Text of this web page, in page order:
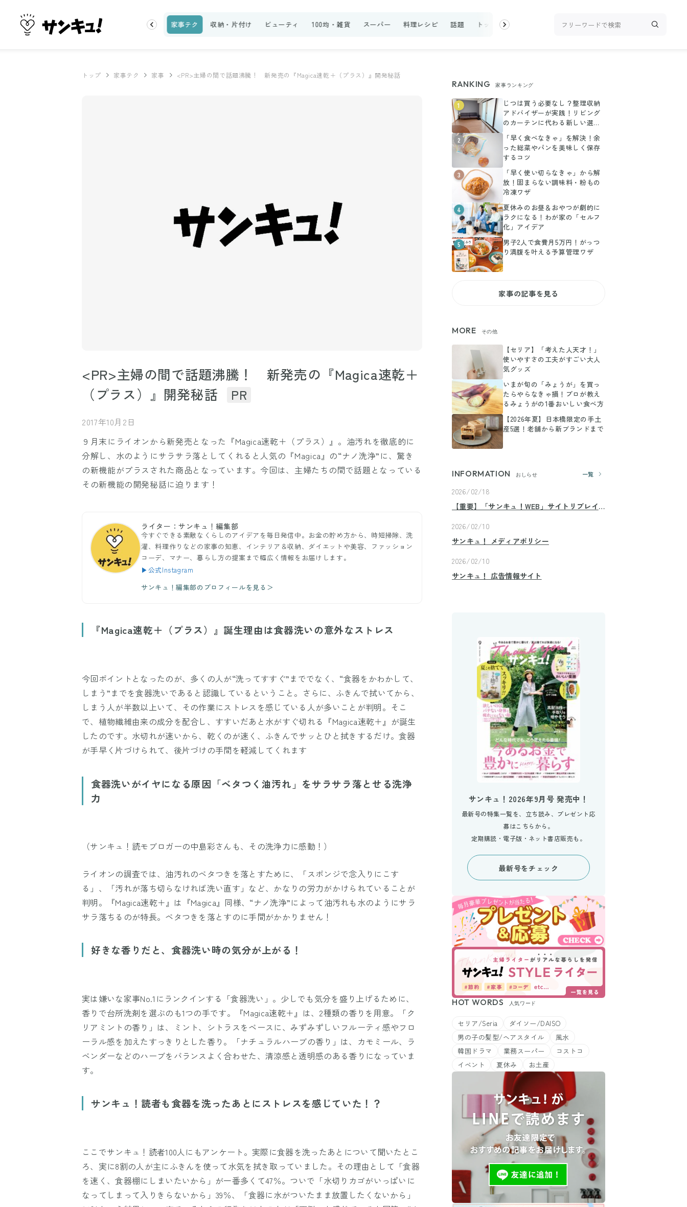
話題 トップ 新着 ランキング お金 家事テク 収納・片付け ビューティ 100均・雑貨 スーパー 料理レシピ 話題 トップ ランキング お金 家事テク 収納・片付
トップ 家事テク 家事 <PR>主婦の間で話題沸騰！ 新発売の『Magica速乾＋（プラス）』開発秘話
<PR>主婦の間で話題沸騰！ 新発売の『Magica速乾＋
（プラス）』開発秘話
PR
2017年10月2日
９月末にライオンから新発売となった『Magica速乾＋（プラス）』。油汚れを徹底的に
分解し、水のようにサラサラ落としてくれると人気の『Magica』の“ナノ洗浄”に、驚き
の新機能がプラスされた商品となっています。今回は、主婦たちの間で話題となっている
その新機能の開発秘話に迫ります！
ライター：サンキュ！編集部
今すぐできる素敵なくらしのアイデアを毎日発信中。お金の貯め方から、時短掃除、洗
濯、料理作りなどの家事の知恵、インテリア＆収納、ダイエットや美容、ファッション
コーデ、マナー、暮らし方の提案まで幅広く情報をお届けします。
▶公式Instagram
サンキュ！編集部のプロフィールを見る＞
『Magica速乾＋（プラス）』誕生理由は食器洗いの意外なストレス
今回ポイントとなったのが、多くの人が“洗ってすすぐ”まででなく、“食器をかわかして、
しまう”までを食器洗いであると認識しているということ。さらに、ふきんで拭いてから、
しまう人が半数以上いて、その作業にストレスを感じている人が多いことが判明。そこ
で、植物繊維由来の成分を配合し、すすいだあと水がすぐ切れる『Magica速乾＋』が誕生
したのです。水切れが速いから、乾くのが速く、ふきんでサッとひと拭きするだけ。食器
が手早く片づけられて、後片づけの手間を軽減してくれます
食器洗いがイヤになる原因「ベタつく油汚れ」をサラサラ落とせる洗浄
力
（サンキュ！読モブロガーの中島彩さんも、その洗浄力に感動！）
ライオンの調査では、油汚れのベタつきを落とすために、「スポンジで念入りにこす
る」、「汚れが落ち切らなければ洗い直す」など、かなりの労力がかけられていることが
判明。『Magica速乾＋』は『Magica』同様、“ナノ洗浄”によって油汚れも水のようにサラ
サラ落ちるのが特長。ベタつきを落とすのに手間がかかりません！
好きな香りだと、食器洗い時の気分が上がる！
実は嫌いな家事No.1にランクインする「食器洗い」。少しでも気分を盛り上げるために、
香りで台所洗剤を選ぶのも1つの手です。『Magica速乾＋』は、2種類の香りを用意。「ク
リアミントの香り」は、ミント、シトラスをベースに、みずみずしいフルーティ感やフロ
ーラル感を加えたすっきりとした香り。「ナチュラルハーブの香り」は、カモミール、ラ
ベンダーなどのハーブをバランスよく合わせた、清涼感と透明感のある香りになっていま
す。
サンキュ！読者も食器を洗ったあとにストレスを感じていた！？
ここでサンキュ！読者100人にもアンケート。実際に食器を洗ったあとについて聞いたとこ
ろ、実に8割の人が主にふきんを使って水気を拭き取っていました。その理由として「食器
を速く、食器棚にしまいたいから」が一番多くて47％。ついで「水切りカゴがいっぱいに
なってしまって入りきらないから」39％、「食器に水がついたまま放置したくないから」
RANKING 家事ランキング
1
じつは買う必要なし？整理収納
アドバイザーが実践！リビング
のカーテンに代わる新しい選択
2
「早く食べなきゃ」を解決！余
った総菜やパンを美味しく保存
するコツ
3
「早く使い切らなきゃ」から解
放！固まらない調味料・粉もの
冷凍ワザ
4
夏休みのお昼＆おやつが劇的に
ラクになる！わが家の「セルフ
化」アイデア
5
男子2人で食費月5万円！がっつ
り満腹を叶える予算管理ワザ
家事の記事を見る
MORE その他
【セリア】「考えた人天才！」
使いやすさの工夫がすごい大人
気グッズ
いまが旬の「みょうが」を買っ
たらやらなきゃ損！プロが教え
るみょうがの1番おいしい食べ方
【2026年夏】日本橋限定の手土
産5選！老舗から新ブランドまで
INFORMATION おしらせ 一覧
2026/02/18
【重要】「サンキュ！WEB」サイトリプレイ
2026/02/10
サンキュ！ メディアポリシー
2026/02/10
サンキュ！ 広告情報サイト
サンキュ！2026年9月号 発売中！
最新号の特集一覧を、立ち読み、プレゼント応
募はこちらから。
定期購読・電子版・ネット書店販売も。
最新号をチェック
HOT WORDS 人気ワード
セリア/Seria
ダイソー/DAISO
男の子の髪型/ヘアスタイル
風水
韓国ドラマ
業務スーパー
コストコ
イベント
夏休み お土産